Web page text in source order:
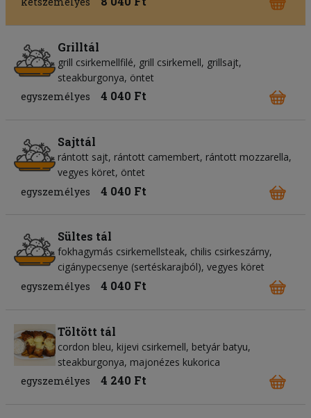
Grilltál
grill csirkemellfilé, grill csirkemell, grillsajt,
steakburgonya, öntet
egyszemélyes
4 040 Ft
Sajttál
rántott sajt, rántott camembert, rántott mozzarella,
vegyes köret, öntet
egyszemélyes
4 040 Ft
Sültes tál
fokhagymás csirkemellsteak, chilis csirkeszárny,
cigánypecsenye (sertéskarajból), vegyes köret
egyszemélyes
4 040 Ft
Töltött tál
cordon bleu, kijevi csirkemell, betyár batyu,
steakburgonya, majonézes kukorica
egyszemélyes
4 240 Ft